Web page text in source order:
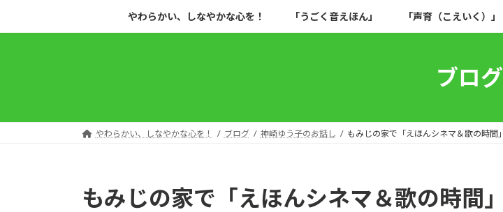
キ
に
やわらかい、しなやかな心を！ 「うごく音えほん」 「声育（こえいく）」
ブログ
やわらかい、しなやかな心を！ ブログ 神崎ゆう子のお話し もみじの家で「えほんシネマ＆歌の時間」
もみじの家で「えほんシネマ＆歌の時間」